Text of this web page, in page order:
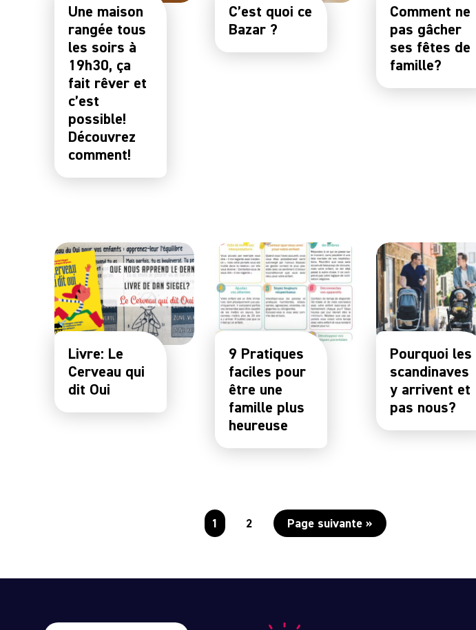
Une maison
rangée tous
les soirs à
19h30, ça
fait rêver et
c’est
possible!
Découvrez
comment!
C’est quoi ce
Bazar ?
Comment ne
pas gâcher
ses fêtes de
famille?
Livre: Le
Cerveau qui
dit Oui
9 Pratiques
faciles pour
être une
famille plus
heureuse
Pourquoi les
scandinaves
y arrivent et
pas nous?
1 2 Page suivante »